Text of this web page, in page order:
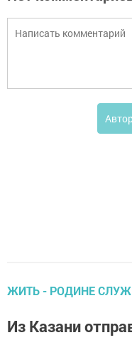
ЖИТЬ - РОДИНЕ
Из Казани